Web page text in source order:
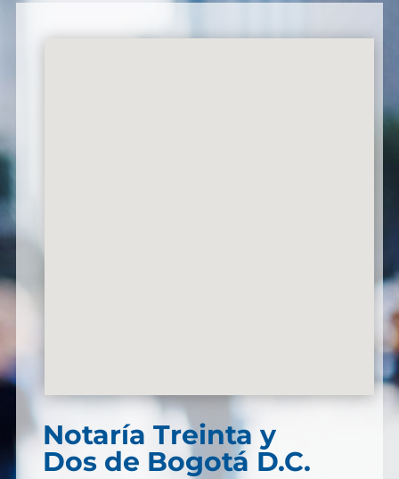
Notaría Treinta y
Dos de Bogotá D.C.